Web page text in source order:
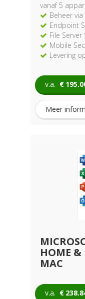
vanaf 5
Beheer
Endpoint
File Server
Mobile
Levering
v.a. €
Meer
HOME &
MAC
v.a. €